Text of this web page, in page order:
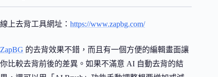
線上去背工具網址： https://www.zapbg.com/
ZapBG 的去背效果不錯，而且有一個方便的編輯畫面讓
你比較去背前後的差異。如果不滿意 AI 自動去背的結